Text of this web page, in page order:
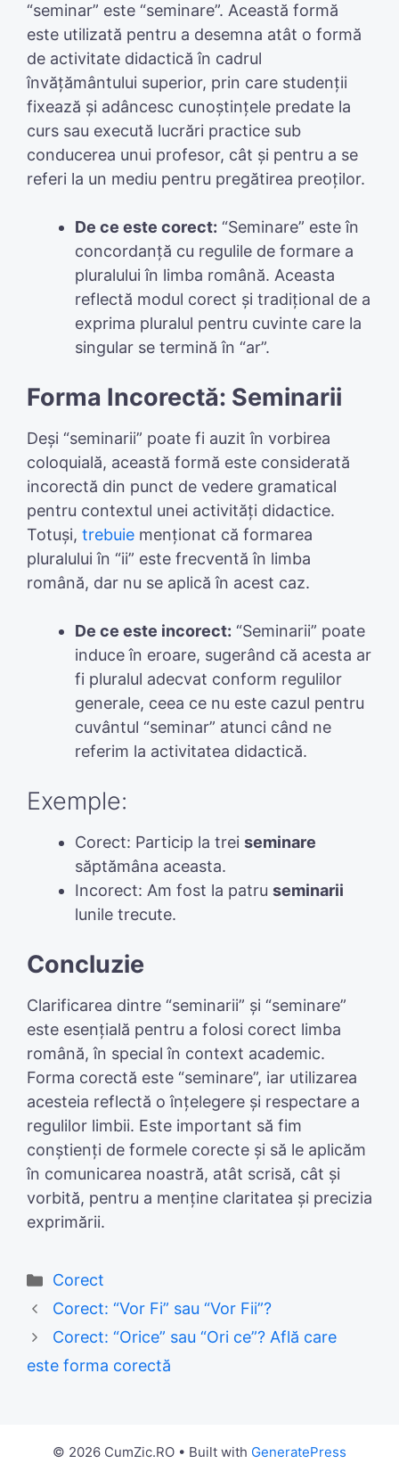
“seminar” este “seminare”. Această formă
este utilizată pentru a desemna atât o formă
de activitate didactică în cadrul
învățământului superior, prin care studenții
fixează și adâncesc cunoștințele predate la
curs sau execută lucrări practice sub
conducerea unui profesor, cât și pentru a se
referi la un mediu pentru pregătirea preoților.
De ce este corect: “Seminare” este în
concordanță cu regulile de formare a
pluralului în limba română. Aceasta
reflectă modul corect și tradițional de a
exprima pluralul pentru cuvinte care la
singular se termină în “ar”.
Forma Incorectă: Seminarii
Deși “seminarii” poate fi auzit în vorbirea
coloquială, această formă este considerată
incorectă din punct de vedere gramatical
pentru contextul unei activități didactice.
Totuși, trebuie menționat că formarea
pluralului în “ii” este frecventă în limba
română, dar nu se aplică în acest caz.
De ce este incorect: “Seminarii” poate
induce în eroare, sugerând că acesta ar
fi pluralul adecvat conform regulilor
generale, ceea ce nu este cazul pentru
cuvântul “seminar” atunci când ne
referim la activitatea didactică.
Exemple:
Corect: Particip la trei seminare
săptămâna aceasta.
Incorect: Am fost la patru seminarii
lunile trecute.
Concluzie
Clarificarea dintre “seminarii” și “seminare”
este esențială pentru a folosi corect limba
română, în special în context academic.
Forma corectă este “seminare”, iar utilizarea
acesteia reflectă o înțelegere și respectare a
regulilor limbii. Este important să fim
conștienți de formele corecte și să le aplicăm
în comunicarea noastră, atât scrisă, cât și
vorbită, pentru a menține claritatea și precizia
exprimării.
Categories
Corect
Corect: “Vor Fi” sau “Vor Fii”?
Corect: “Orice” sau “Ori ce”? Află care
este forma corectă
© 2026 CumZic.RO • Built with GeneratePress